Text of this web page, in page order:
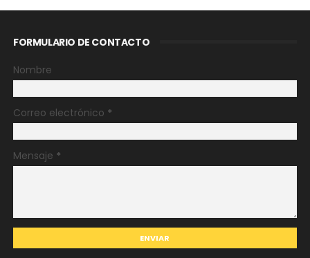
FORMULARIO DE CONTACTO
Nombre
Correo electrónico *
Mensaje *